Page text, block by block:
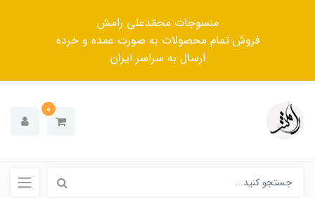
منسوجات محمّدعلی رامش
فروش تمام محصولات به صورت عمده و خرده
ارسال به سراسر ایران
0